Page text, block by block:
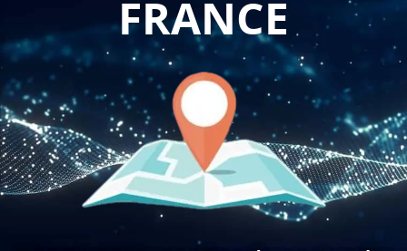
permet aux entreprises de mieux interagir avec leurs
partenaires commerciaux chinois, de construire des relations
solides et de développer une approche respectueuse et
adaptée aux besoins du marché chinois.
Faciliter les échanges commerciaux :
La maîtrise du chinois mandarin en PinYin facilite les
échanges commerciaux avec les partenaires chinois. Cela
permet de communiquer plus efficacement, de comprendre
les besoins et les attentes des clients chinois, et de négocier
FRANCE